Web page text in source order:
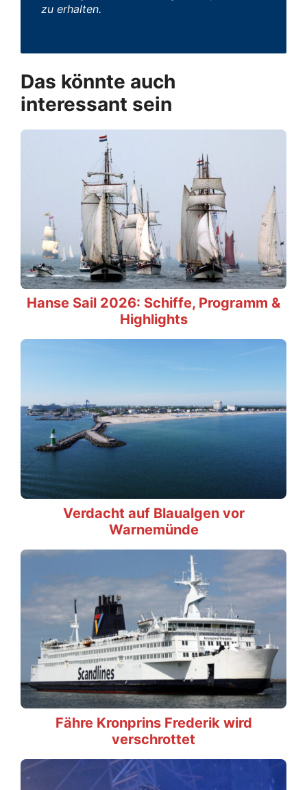
zu erhalten.
Das könnte auch
interessant sein
Hanse Sail 2026: Schiffe, Programm &
Highlights
Verdacht auf Blaualgen vor
Warnemünde
Fähre Kronprins Frederik wird
verschrottet